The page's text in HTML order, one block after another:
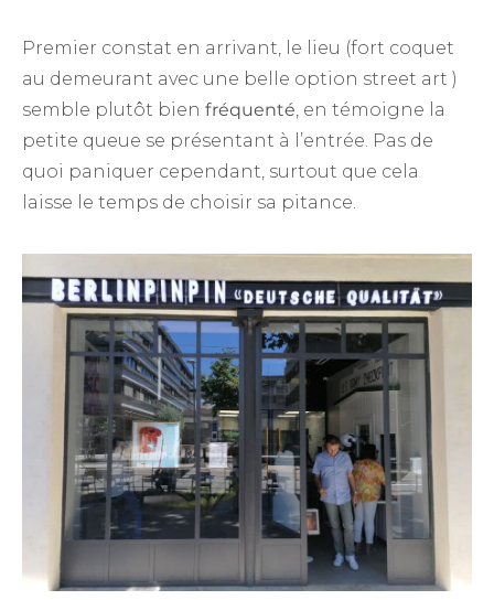
Premier constat en arrivant, le lieu (fort coquet
au demeurant avec une belle option street art )
semble plutôt bien fréquenté, en témoigne la
petite queue se présentant à l’entrée. Pas de
quoi paniquer cependant, surtout que cela
laisse le temps de choisir sa pitance.